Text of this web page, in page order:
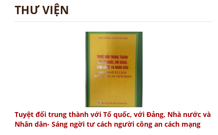
THƯ VIỆN
Tuyệt đối trung thành với Tổ quốc, với Đảng, Nhà nước và
Nhân dân- Sáng ngời tư cách người công an cách mạng